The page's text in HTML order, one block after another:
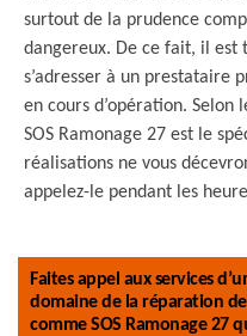
surtout de la prudence
dangereux. De ce fait, il est
s’adresser à un prestataire
en cours d’opération.
SOS Ramonage 27 est le
réalisations ne vous
appelez-le pendant les
Faites appel aux services
domaine de la réparation
comme SOS Ramonage 27